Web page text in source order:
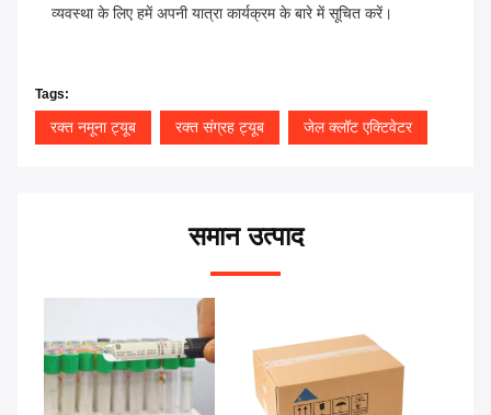
व्यवस्था के लिए हमें अपनी यात्रा कार्यक्रम के बारे में सूचित करें।
Tags:
रक्त नमूना ट्यूब रक्त संग्रह ट्यूब जेल क्लॉट एक्टिवेटर
समान उत्पाद